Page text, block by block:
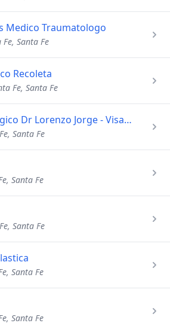
Medico Traumatologo
Santa Fe
Recoleta
Fe, Santa Fe
Instituto Oftalmologico Dr Lorenzo Jorge - Visage Clinique
Santa Fe
Santa Fe
Santa Fe
Santa Fe
Santa Fe